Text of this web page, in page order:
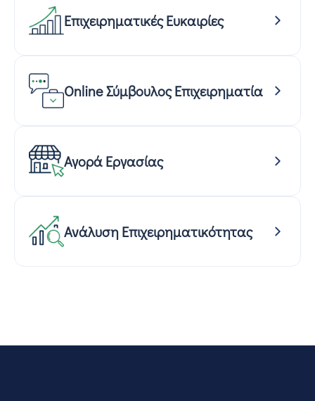
Επιχειρηματικές Ευκαιρίες
Online Σύμβουλος Επιχειρηματία
Αγορά Εργασίας
Ανάλυση Επιχειρηματικότητας